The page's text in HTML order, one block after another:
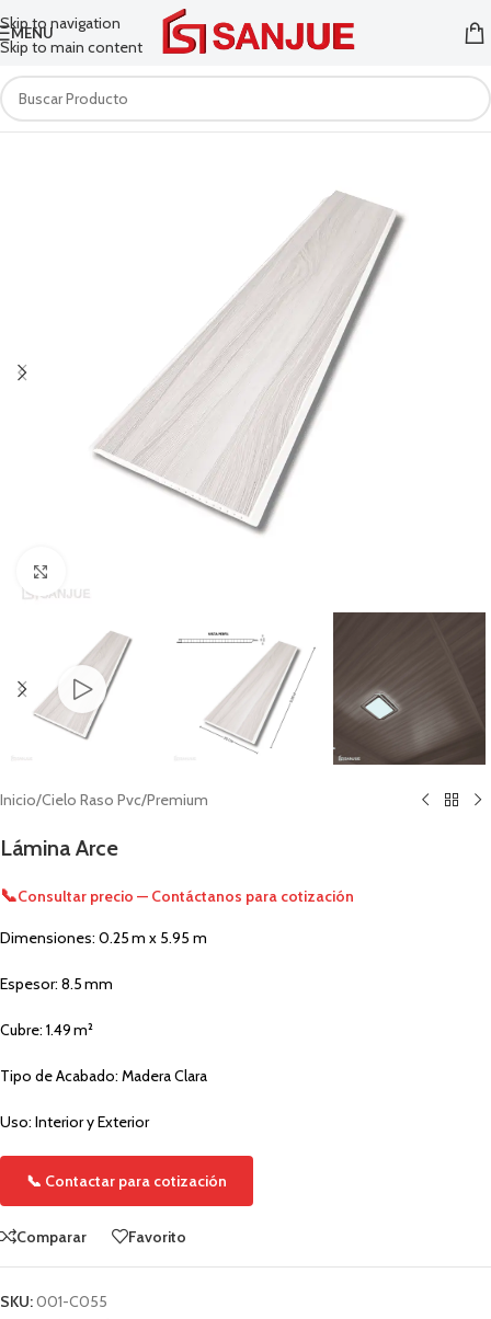
Skip to navigation
Skip to main content
MENU
Inicio/Cielo Raso Pvc/Premium
Lámina Arce
📞Consultar precio — Contáctanos para cotización
Dimensiones: 0.25 m x 5.95 m
Espesor: 8.5 mm
Cubre: 1.49 m²
Tipo de Acabado: Madera Clara
Uso: Interior y Exterior
📞 Contactar para cotización
Comparar Favorito
SKU:001-C055